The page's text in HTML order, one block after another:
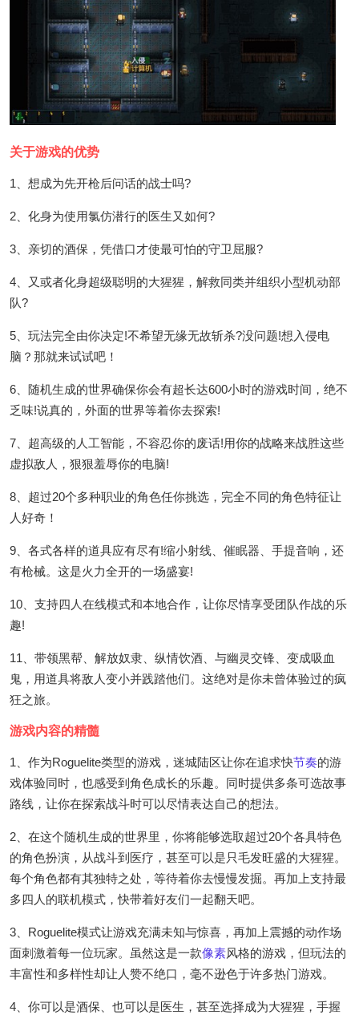
关于游戏的优势
1、想成为先开枪后问话的战士吗?
2、化身为使用氯仿潜行的医生又如何?
3、亲切的酒保，凭借口才使最可怕的守卫屈服?
4、又或者化身超级聪明的大猩猩，解救同类并组织小型机动部
队?
5、玩法完全由你决定!不希望无缘无故斩杀?没问题!想入侵电
脑？那就来试试吧！
6、随机生成的世界确保你会有超长达600小时的游戏时间，绝不
乏味!说真的，外面的世界等着你去探索!
7、超高级的人工智能，不容忍你的废话!用你的战略来战胜这些
虚拟敌人，狠狠羞辱你的电脑!
8、超过20个多种职业的角色任你挑选，完全不同的角色特征让
人好奇！
9、各式各样的道具应有尽有!缩小射线、催眠器、手提音响，还
有枪械。这是火力全开的一场盛宴!
10、支持四人在线模式和本地合作，让你尽情享受团队作战的乐
趣!
11、带领黑帮、解放奴隶、纵情饮酒、与幽灵交锋、变成吸血
鬼，用道具将敌人变小并践踏他们。这绝对是你未曾体验过的疯
狂之旅。
游戏内容的精髓
1、作为Roguelite类型的游戏，迷城陆区让你在追求快节奏的游
戏体验同时，也感受到角色成长的乐趣。同时提供多条可选故事
路线，让你在探索战斗时可以尽情表达自己的想法。
2、在这个随机生成的世界里，你将能够选取超过20个各具特色
的角色扮演，从战斗到医疗，甚至可以是只毛发旺盛的大猩猩。
每个角色都有其独特之处，等待着你去慢慢发掘。再加上支持最
多四人的联机模式，快带着好友们一起翻天吧。
3、Roguelite模式让游戏充满未知与惊喜，再加上震撼的动作场
面刺激着每一位玩家。虽然这是一款像素风格的游戏，但玩法的
丰富性和多样性却让人赞不绝口，毫不逊色于许多热门游戏。
4、你可以是酒保、也可以是医生，甚至选择成为大猩猩，手握